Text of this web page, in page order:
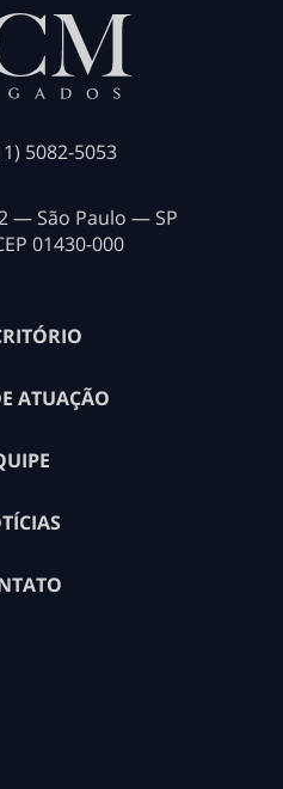
5082-5053
— São Paulo — SP
01430-000
ATUAÇÃO